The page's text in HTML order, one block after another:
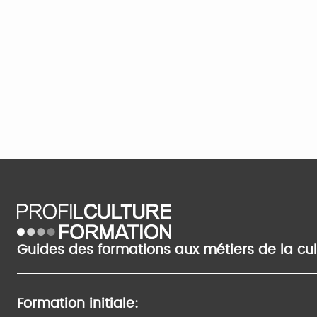
Guides des formations aux métiers de la
Formation initiale: